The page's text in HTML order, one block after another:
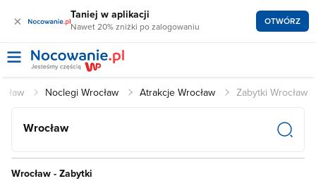
× Taniej w aplikacji
Nawet 20% zniżki po zalogowaniu OTWÓRZ
Noclegi Wrocław Atrakcje Wrocław Zabytki Wrocław
Wrocław
Wrocław - Zabytki